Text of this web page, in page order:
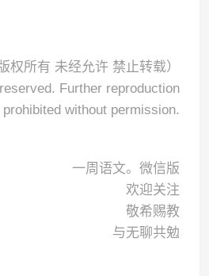
版权所有 未经允许 禁止转载）
Further reproduction
prohibited without permission.
一周语文。微信版
欢迎关注
敬希赐教
与无聊共勉